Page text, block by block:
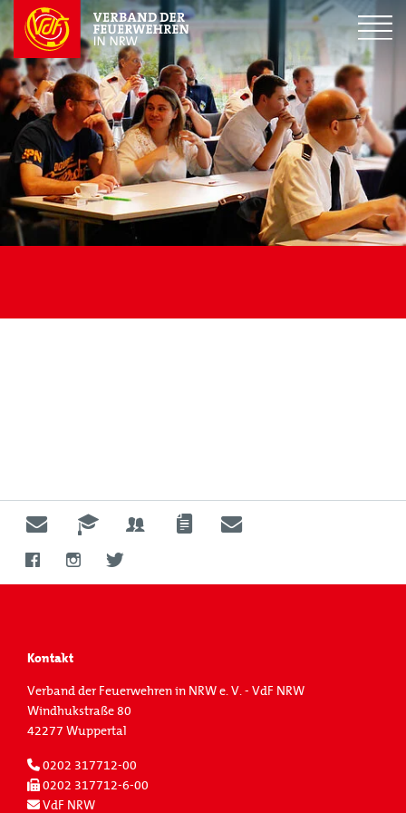
Kontakt
Verband der Feuerwehren in NRW e. V. - VdF NRW
Windhukstraße 80
42277 Wuppertal
0202 317712-00
0202 317712-6-00
VdF NRW